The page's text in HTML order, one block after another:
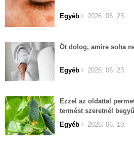
Egyéb 2026. 06. 23.
Öt dolog, amire soha
Egyéb 2026. 06. 23.
Ezzel az oldattal
termést szeretnél
Egyéb
2026. 06. 19.